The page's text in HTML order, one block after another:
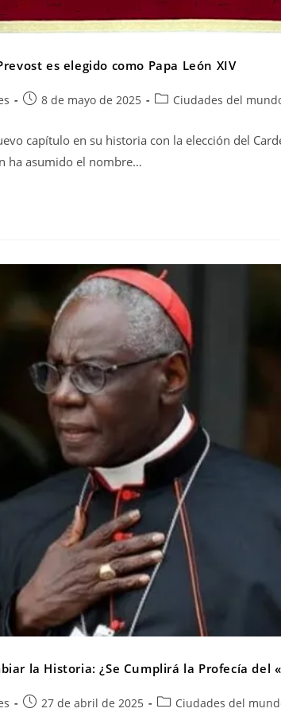
es elegido como Papa León XIV
8 de mayo de 2025 Ciudades del
capítulo en su historia con la elección del
ha asumido el nombre…
la Historia: ¿Se Cumplirá la Profecía del
27 de abril de 2025 Ciudades del